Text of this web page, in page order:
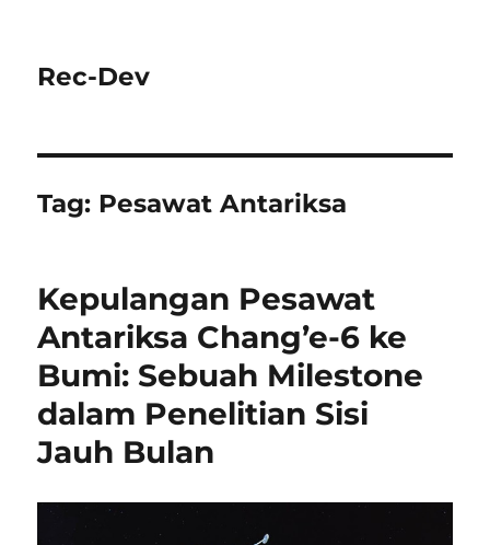
Rec-Dev
Tag: Pesawat Antariksa
Kepulangan Pesawat
Antariksa Chang’e-6 ke
Bumi: Sebuah Milestone
dalam Penelitian Sisi
Jauh Bulan